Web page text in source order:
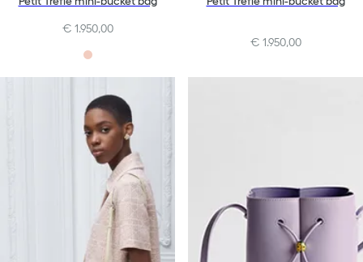
€ 1.950,00
€ 1.950,00